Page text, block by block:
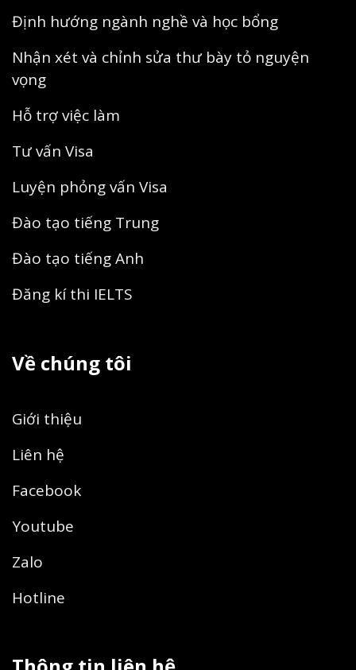
Định hướng ngành nghề và học bổng
Nhận xét và chỉnh sửa thư bày tỏ nguyện
vọng
Hỗ trợ việc làm
Tư vấn Visa
Luyện phỏng vấn Visa
Đào tạo tiếng Trung
Đào tạo tiếng Anh
Đăng kí thi IELTS
Về chúng tôi
Giới thiệu
Liên hệ
Facebook
Youtube
Zalo
Hotline